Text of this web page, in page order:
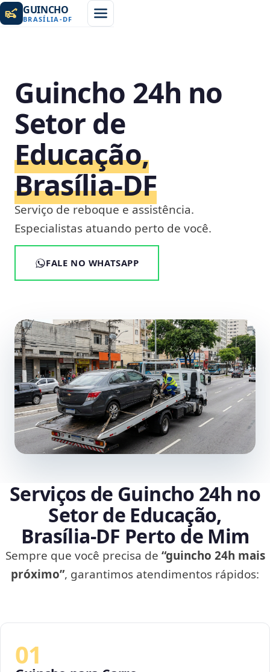
GUINCHO
BRASÍLIA -DF
Guincho 24h no
Setor de
Educação,
Brasília‑DF
Serviço de reboque e assistência.
Especialistas atuando perto de você.
FALE NO WHATSAPP
Serviços de Guincho 24h no
Setor de Educação,
Brasília‑DF Perto de Mim
Sempre que você precisa de “guincho 24h mais
próximo”, garantimos atendimentos rápidos:
01